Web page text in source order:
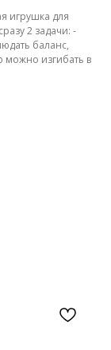
игрушка для
2 задачи: -
баланс,
изгибать в